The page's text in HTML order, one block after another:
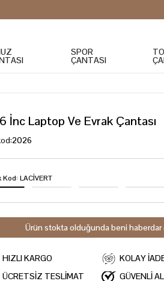
SPOR
ÇANTASI
İnc Laptop Ve Evrak Çantası
:2026
Kod:LACİVERT
Ürün stokta olduğunda beni haberdar
HIZLI KARGO
KOLAY
ÜCRETSİZ TESLİMAT
GÜVENLİ